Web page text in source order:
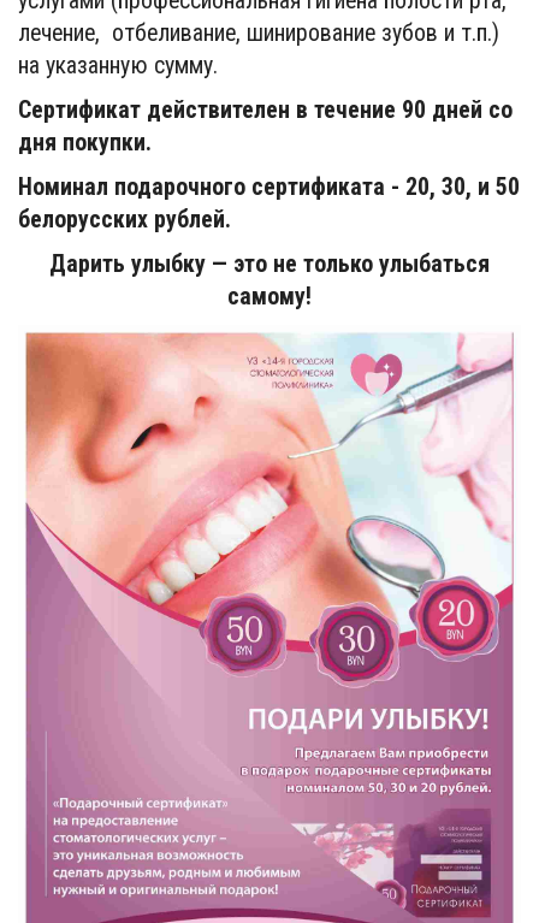
лечение, отбеливание, шинирование зубов и т.п.)
на указанную сумму.
Сертификат действителен в течение 90 дней со
дня покупки.
Номинал подарочного сертификата - 20, 30, и 50
белорусских рублей.
Дарить улыбку — это не только улыбаться
самому!